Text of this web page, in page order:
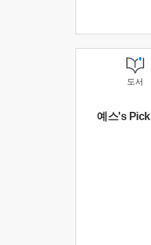
도서
예스's Pick